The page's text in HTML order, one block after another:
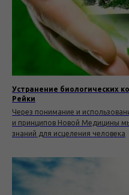
Устранение биологических
Рейки
Через понимание и
и принципов Новой Медицины
знаний для исцеления человека